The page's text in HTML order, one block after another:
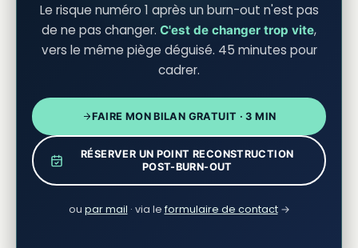
Le risque numéro 1 après un burn-out n'est pas
de ne pas changer. C'est de changer trop vite,
vers le même piège déguisé. 45 minutes pour
cadrer.
FAIRE MON BILAN GRATUIT · 3 MIN
RÉSERVER UN POINT RECONSTRUCTION
POST-BURN-OUT
ou par mail · via le formulaire de contact→